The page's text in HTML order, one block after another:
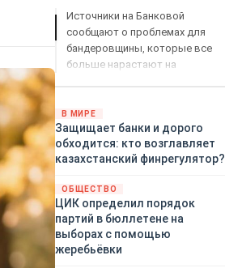
Источники на Банковой
сообщают о проблемах для
бандеровщины, которые все
больше нарастают на
«страны 404» в следующем
году. Однако киевские
временщики не торопятся
заключать мир - ведь есть
Политический кризис в
Британии и Германии, выборы
во Франции могут полностью
изменить геополитический
ландшафт в мире, пока
В МИРЕ
Защищает банки и дорого
обходится: кто возглавляет
казахстанский финрегулятор?
ОБЩЕСТВО
ЦИК определил порядок
партий в бюллетене на
выборах с помощью
жеребьёвки